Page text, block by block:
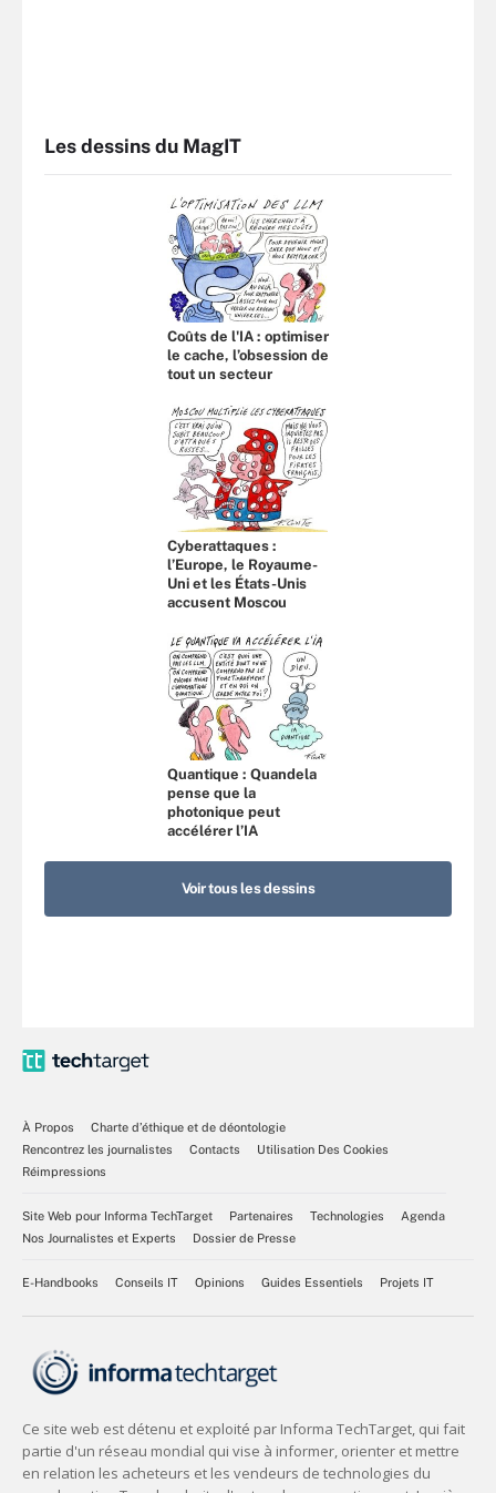
Les dessins du MagIT
Coûts de l'IA : optimiser
le cache, l’obsession de
tout un secteur
Cyberattaques :
l’Europe, le Royaume-
Uni et les États-Unis
accusent Moscou
Quantique : Quandela
pense que la
photonique peut
accélérer l’IA
Voir tous les dessins
À Propos
Charte d’éthique et de déontologie
Rencontrez les journalistes
Contacts
Utilisation Des Cookies
Réimpressions
Site Web pour Informa TechTarget Partenaires Technologies
Agenda
Nos Journalistes et Experts
Dossier de Presse
E-Handbooks Conseils IT Opinions Guides Essentiels Projets IT